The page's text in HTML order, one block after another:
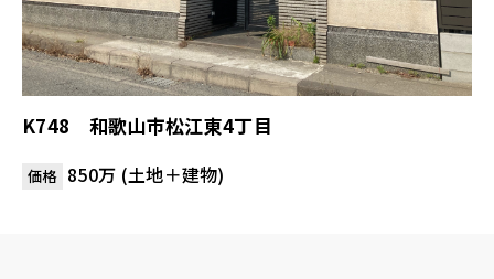
K748 和歌山市松江東4丁目
価格 850万 (土地＋建物)